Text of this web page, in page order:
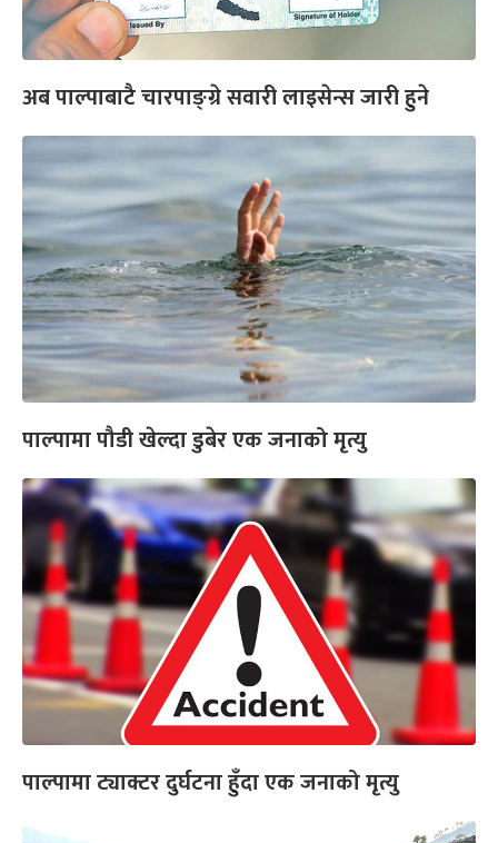
अब पाल्पाबाटै चारपाङ्ग्रे सवारी लाइसेन्स जारी हुने
पाल्पामा पौडी खेल्दा डुबेर एक जनाको मृत्यु
पाल्पामा ट्याक्टर दुर्घटना हुँदा एक जनाको मृत्यु